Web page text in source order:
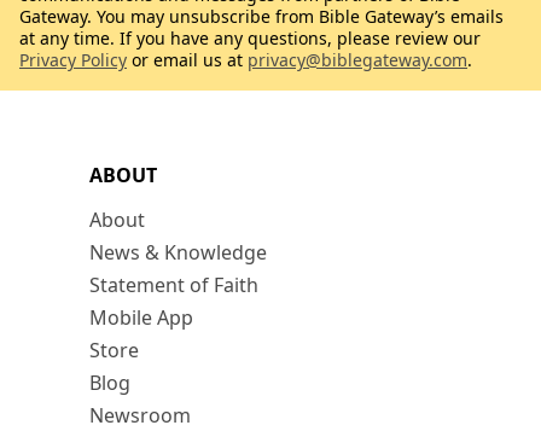
ABOUT
About
News & Knowledge
Statement of Faith
Mobile App
Store
Blog
Newsroom
Gateway. You may unsubscribe from Bible Gateway’s emails
at any time. If you have any questions, please review our
Privacy Policy or email us at privacy@biblegateway.com.